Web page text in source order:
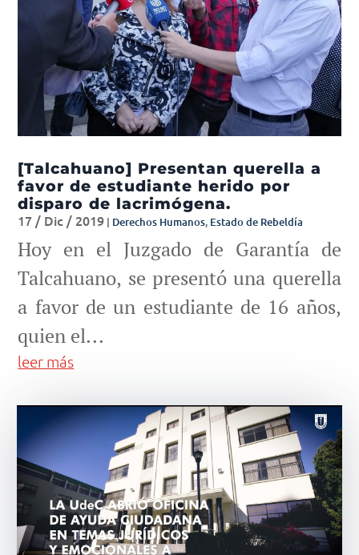
[Talcahuano] Presentan querella a
favor de estudiante herido por
disparo de lacrimógena.
17 / Dic / 2019 | Derechos Humanos, Estado de Rebeldía
Hoy en el Juzgado de Garantía de
Talcahuano, se presentó una querella
a favor de un estudiante de 16 años,
quien el...
leer más